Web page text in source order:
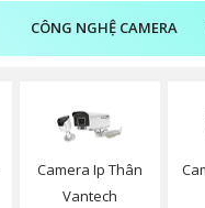
CÔNG NGHỆ CAMERA
Camera Ip Thân
Vantech